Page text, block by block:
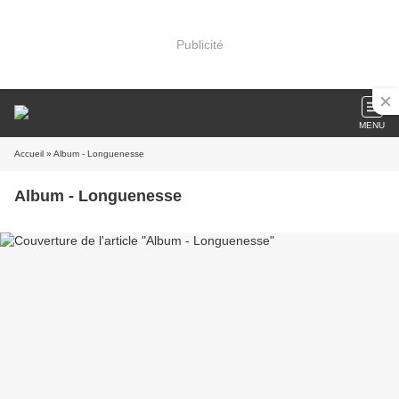
Publicité
MENU
Accueil » Album - Longuenesse
Album - Longuenesse